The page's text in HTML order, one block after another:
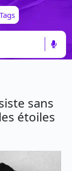
Tags
sans
étoiles